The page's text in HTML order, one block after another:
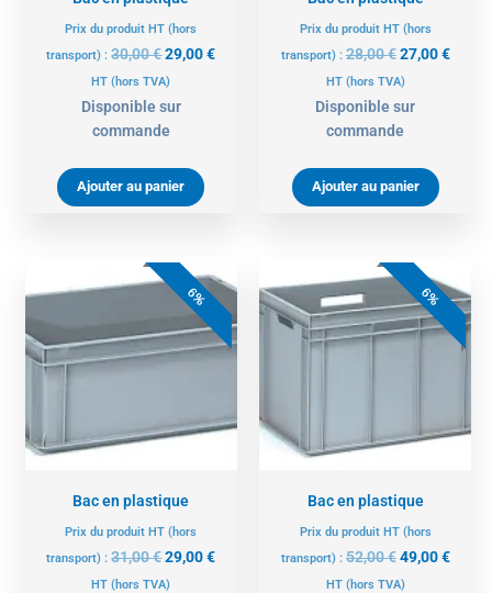
Prix du produit HT (hors
transport) :30,00€29,00€
HT (hors TVA)
Disponible sur
commande
Ajouter au panier
Prix du produit HT (hors
transport) :28,00€ 27,00€
HT (hors TVA)
Disponible sur
commande
Ajouter au panier
6%
Bac en plastique
Prix du produit HT (hors
transport) :31,00€
Le
prix
initial
était :
31,00 €.
29,00€
prix
actuel
est :
HT (hors TVA)
6%
Bac en plastique
Prix du produit HT (hors
transport) :52,00€
Le
prix
initial
était :
49,00€
prix
actuel
est :
HT (hors TVA)